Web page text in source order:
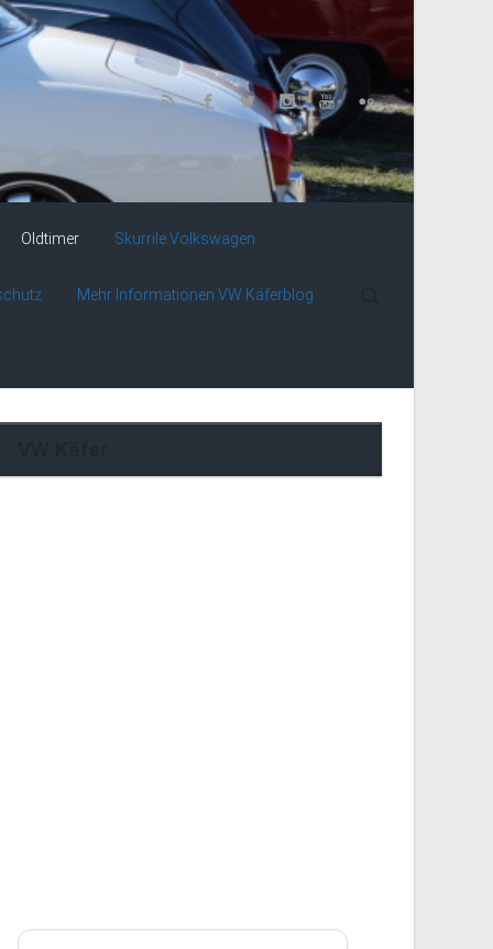
Oldtimer Skurrile Volkswagen
Mehr Informationen VW Käferblog